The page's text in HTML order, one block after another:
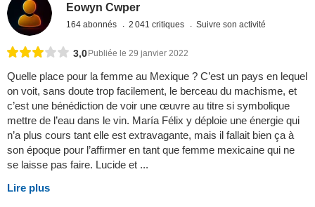
Eowyn Cwper
164 abonnés 2 041 critiques Suivre son activité
3,0 Publiée le 29 janvier 2022
Quelle place pour la femme au Mexique ? C’est un pays en lequel
on voit, sans doute trop facilement, le berceau du machisme, et
c’est une bénédiction de voir une œuvre au titre si symbolique
mettre de l’eau dans le vin. María Félix y déploie une énergie qui
n’a plus cours tant elle est extravagante, mais il fallait bien ça à
son époque pour l’affirmer en tant que femme mexicaine qui ne
se laisse pas faire. Lucide et ...
Lire plus